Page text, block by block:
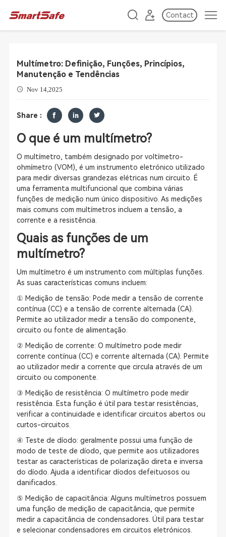
Contact
Multímetro: Definição, Funções, Princípios,
Manutenção e Tendências
Nov 14,2025
Share :
O que é um multímetro?
O multímetro, também designado por voltímetro-
ohmímetro (VOM), é um instrumento eletrónico utilizado
para medir diversas grandezas elétricas num circuito. É
uma ferramenta multifuncional que combina várias
funções de medição num único dispositivo. As medições
mais comuns com multímetros incluem a tensão, a
corrente e a resistência.
Quais as funções de um
multímetro?
Um multímetro é um instrumento com múltiplas funções.
As suas características comuns incluem:
① Medição de tensão: Pode medir a tensão de corrente
contínua (CC) e a tensão de corrente alternada (CA).
Permite ao utilizador medir a tensão do componente,
circuito ou fonte de alimentação.
② Medição de corrente: O multímetro pode medir
corrente contínua (CC) e corrente alternada (CA). Permite
ao utilizador medir a corrente que circula através de um
circuito ou componente.
③ Medição de resistência: O multímetro pode medir
resistência. Esta função é útil para testar resistências,
verificar a continuidade e identificar circuitos abertos ou
curtos-circuitos.
④ Teste de díodo: geralmente possui uma função de
modo de teste de díodo, que permite aos utilizadores
testar as características de polarização direta e inversa
do díodo. Ajuda a identificar díodos defeituosos ou
danificados.
⑤ Medição de capacitância: Alguns multímetros possuem
uma função de medição de capacitância, que permite
medir a capacitância de condensadores. Útil para testar
e selecionar condensadores em circuitos eletrónicos.